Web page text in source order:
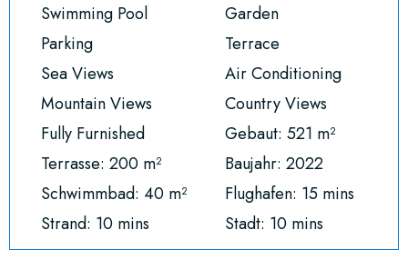
Swimming Pool
Garden
Parking
Terrace
Sea Views
Air Conditioning
Mountain Views
Country Views
Fully Furnished
Gebaut: 521 m²
Terrasse: 200 m²
Baujahr: 2022
Schwimmbad: 40 m²
Flughafen: 15 mins
Strand: 10 mins
Stadt: 10 mins